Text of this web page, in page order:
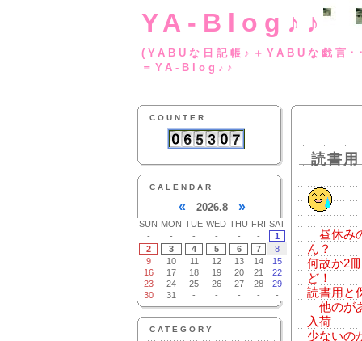
YA-Blog♪♪
(YABUな日記帳♪
＝YA-Blog♪♪
COUNTER
CALENDAR
« 2026.8 »
SUN MON TUE WED THU FRI SAT
-
- - - - -
1
2
3 4 5 6 7
8
9
10 11 12 13 14
15
16
17 18 19 20 21
22
23
24 25 26 27 28
29
30
31 - - - - -
CATEGORY
読書
昼休み
ん？
何故か2
ど！
読書用と
他のが
入荷
少ないの